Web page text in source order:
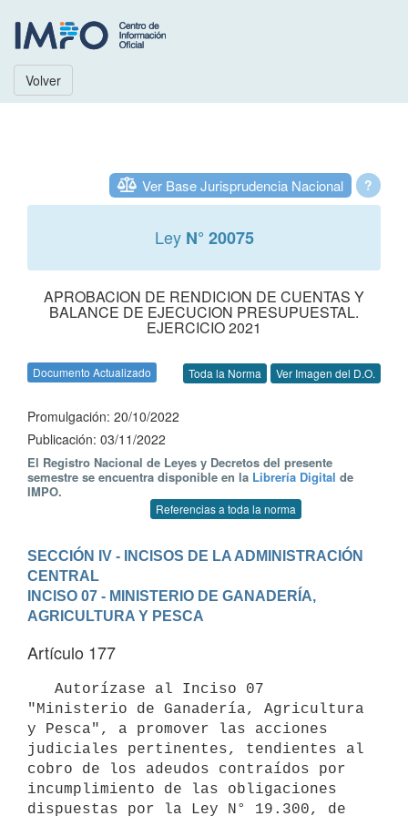
Volver
?
Ver Base Jurisprudencia Nacional
Ley N° 20075
APROBACION DE RENDICION DE CUENTAS Y
BALANCE DE EJECUCION PRESUPUESTAL.
EJERCICIO 2021
Documento Actualizado Toda la Norma Ver Imagen del D.O.
Promulgación: 20/10/2022
Publicación: 03/11/2022
El Registro Nacional de Leyes y Decretos del presente
semestre se encuentra disponible en la Librería Digital de
IMPO.
Referencias a toda la norma
SECCIÓN IV - INCISOS DE LA ADMINISTRACIÓN
CENTRAL
INCISO 07 - MINISTERIO DE GANADERÍA,
AGRICULTURA Y PESCA
Artículo 177
"Ministerio de Ganadería, Agricultura
y Pesca", a promover las acciones
judiciales pertinentes, tendientes al
cobro de los adeudos contraídos por
incumplimiento de las obligaciones
dispuestas por la Ley N° 19.300, de